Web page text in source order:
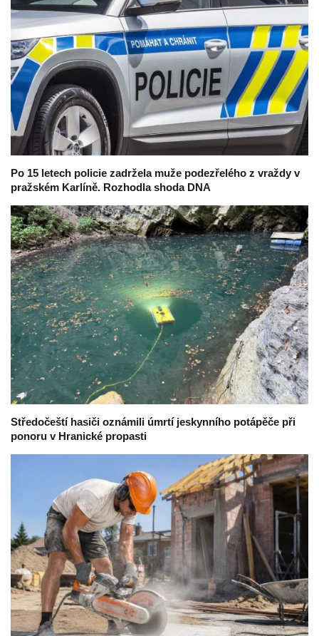
Po 15 letech policie zadržela muže podezřelého z vraždy v
pražském Karlíně. Rozhodla shoda DNA
Středočeští hasiči oznámili úmrtí jeskynního potápěče při
ponoru v Hranické propasti